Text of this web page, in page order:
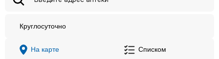
Круглосуточно
На карте Списком